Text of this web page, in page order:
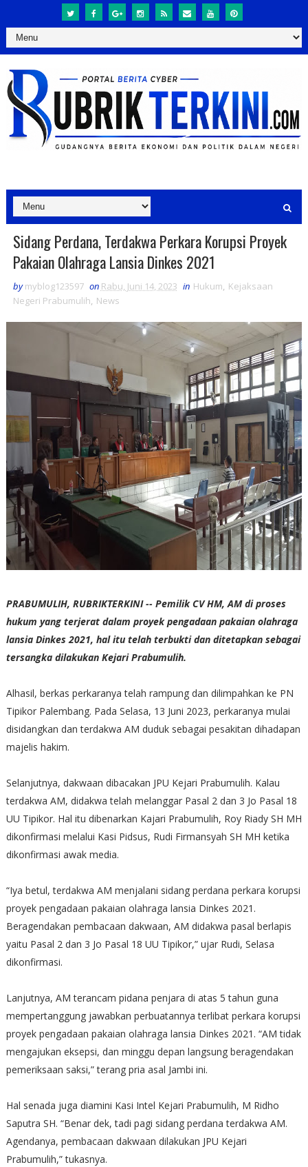
Sidang Perdana, Terdakwa Perkara Korupsi Proyek
Pakaian Olahraga Lansia Dinkes 2021
by myblog123597 on Rabu, Juni 14, 2023 in Hukum, Kejaksaan
Negeri Prabumulih, News
PRABUMULIH, RUBRIKTERKINI -- Pemilik CV HM, AM di proses
hukum yang terjerat dalam proyek pengadaan pakaian olahraga
lansia Dinkes 2021, hal itu telah terbukti dan ditetapkan sebagai
tersangka dilakukan Kejari Prabumulih.
Alhasil, berkas perkaranya telah rampung dan dilimpahkan ke PN
Tipikor Palembang. Pada Selasa, 13 Juni 2023, perkaranya mulai
disidangkan dan terdakwa AM duduk sebagai pesakitan dihadapan
majelis hakim.
Selanjutnya, dakwaan dibacakan JPU Kejari Prabumulih. Kalau
terdakwa AM, didakwa telah melanggar Pasal 2 dan 3 Jo Pasal 18
UU Tipikor. Hal itu dibenarkan Kajari Prabumulih, Roy Riady SH MH
dikonfirmasi melalui Kasi Pidsus, Rudi Firmansyah SH MH ketika
dikonfirmasi awak media.
“Iya betul, terdakwa AM menjalani sidang perdana perkara korupsi
proyek pengadaan pakaian olahraga lansia Dinkes 2021.
Beragendakan pembacaan dakwaan, AM didakwa pasal berlapis
yaitu Pasal 2 dan 3 Jo Pasal 18 UU Tipikor,” ujar Rudi, Selasa
dikonfirmasi.
Lanjutnya, AM terancam pidana penjara di atas 5 tahun guna
mempertanggung jawabkan perbuatannya terlibat perkara korupsi
proyek pengadaan pakaian olahraga lansia Dinkes 2021. “AM tidak
mengajukan eksepsi, dan minggu depan langsung beragendakan
pemeriksaan saksi,” terang pria asal Jambi ini.
Hal senada juga diamini Kasi Intel Kejari Prabumulih, M Ridho
Saputra SH. “Benar dek, tadi pagi sidang perdana terdakwa AM.
Agendanya, pembacaan dakwaan dilakukan JPU Kejari
Prabumulih,” tukasnya.